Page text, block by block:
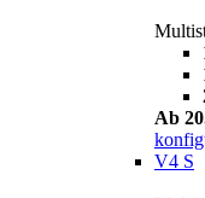
Ab
V4 S